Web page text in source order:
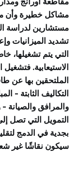
مشاكل خطيرة وأن
مستشارين لدراسة
تشديد الميزانيات
التي يتم تشغيلها،
الاستيعابية.
الملتحقين بها عن
التكاليف الثابتة -
والمرافق
التمويل التي تصل
بجدية في الدمج
سيكون نقاشًا غير